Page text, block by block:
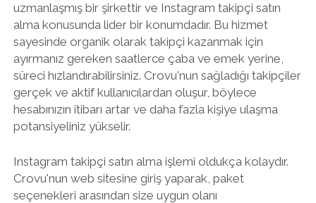
uzmanlaşmış bir şirkettir ve Instagram takipçi satın
alma konusunda lider bir konumdadır. Bu hizmet
sayesinde organik olarak takipçi kazanmak için
ayırmanız gereken saatlerce çaba ve emek yerine,
süreci hızlandırabilirsiniz. Crovu'nun sağladığı takipçiler
gerçek ve aktif kullanıcılardan oluşur, böylece
hesabınızın itibarı artar ve daha fazla kişiye ulaşma
potansiyeliniz yükselir.
Instagram takipçi satın alma işlemi oldukça kolaydır.
Crovu'nun web sitesine giriş yaparak, paket
seçenekleri arasından size uygun olanı